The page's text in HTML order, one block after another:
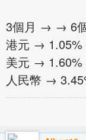
3個月 → → 6
港元 →
美元 →
人民幣 →